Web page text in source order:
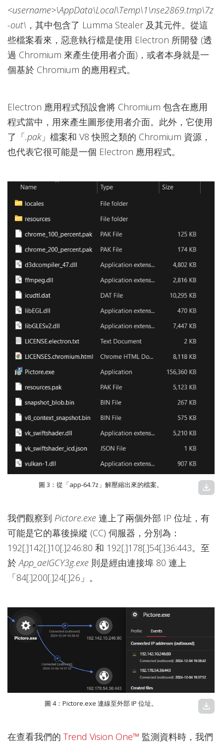
<username>\AppData\Local\Temp\1\nse2869.tmp\7z
-out\ ，其中包含了 Lumma Stealer 及其元件。從這
些檔案看來，惡意執行檔是使用 Electron 所開發 (透
過 Chromium 來產生使用者介面)，或者本身就是一
個基於 Chromium 的應用程式。
Electron 應用程式預設會將 Chromium 包含在應用
程式當中，用來產生圖形使用者介面。此外，它使用
了「.pak」檔案和 V8 快照之類的 Chromium 資源，
也代表它很可能是一個 Electron 應用程式。
圖 3：從「app-64.7z」解壓縮出來的檔案。 download
我們觀察到 Pictore.exe 連上了兩個外部 IP 位址，有
可能是它的幕後操縱 (CC) 伺服器，分別為：
192[.]142[.]10[.]246:80 和 192[.]178[.]54[.]36:443。至
於App_aeIGCY3g.exe 則是經由連接埠 80 連上
「84[.]200[.]24[.]26」。
圖 4：Pictore.exe 連線至外部 IP 位址。 download
在查看我們的 Trend Vision One™ 監測資料時，我們